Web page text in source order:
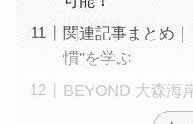
関連記事まとめ
慣”を学ぶ
BEYOND 大森海